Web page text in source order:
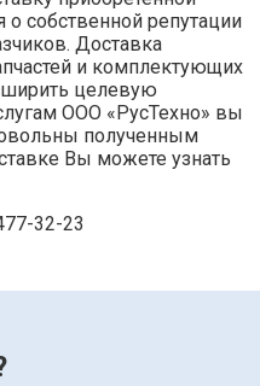
о собственной репутации
Доставка
и комплектующих
целевую
ООО «РусТехно» вы
полученным
Вы можете узнать
32-23